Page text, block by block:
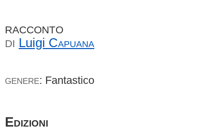
RACCONTO
DI Luigi Capuana
GENERE: Fantastico
Edizioni